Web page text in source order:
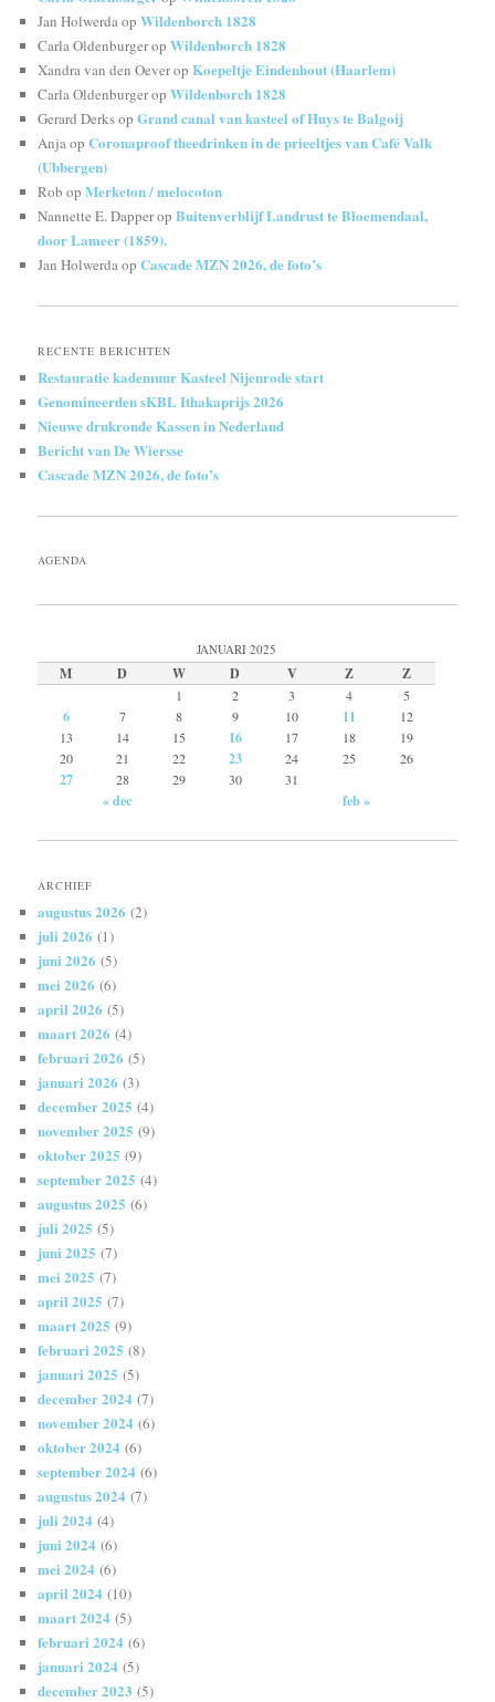
Jan HolwerdaopWildenborch 1828
Carla OldenburgeropWildenborch 1828
Xandra van den OeveropKoepeltje Eindenhout (Haarlem)
Carla OldenburgeropWildenborch 1828
Gerard DerksopGrand canal van kasteel of Huys te Balgoij
AnjaopCoronaproof theedrinken in de prieeltjes van Café Valk
(Ubbergen)
Rob opMerketon / melocoton
Nannette E. DapperopBuitenverblijf Landrust te Bloemendaal,
door Lameer (1859).
Jan HolwerdaopCascade MZN 2026, de foto’s
RECENTE BERICHTEN
Restauratie kademuur Kasteel Nijenrode start
Genomineerden sKBL Ithakaprijs 2026
Nieuwe drukronde Kassen in Nederland
Bericht van De Wiersse
Cascade MZN 2026, de foto’s
AGENDA
JANUARI 2025
M D W D V Z Z
1 2 3 4 5
6 7 8 9 10 11
12
13
14 15 16 17 18
19
20
21 22 23 24 25 26
27 28 29 30 31
« dec feb »
ARCHIEF
augustus 2026 (2)
juli 2026 (1)
juni 2026 (5)
mei 2026 (6)
april 2026 (5)
maart 2026 (4)
februari 2026 (5)
januari 2026 (3)
december 2025 (4)
november 2025 (9)
oktober 2025 (9)
september 2025 (4)
augustus 2025 (6)
juli 2025 (5)
juni 2025 (7)
mei 2025 (7)
april 2025 (7)
maart 2025 (9)
februari 2025 (8)
januari 2025 (5)
december 2024 (7)
november 2024 (6)
oktober 2024 (6)
september 2024 (6)
augustus 2024 (7)
juli 2024 (4)
juni 2024 (6)
mei 2024 (6)
april 2024 (10)
maart 2024 (5)
februari 2024 (6)
januari 2024 (5)
december 2023 (5)